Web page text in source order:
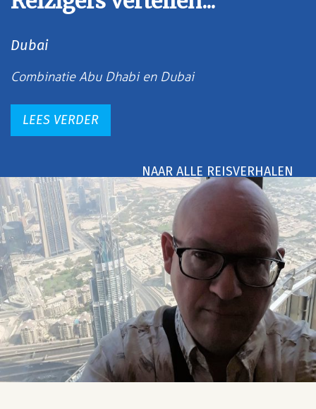
Dubai
Combinatie Abu Dhabi en Dubai
LEES VERDER
NAAR ALLE REISVERHALEN